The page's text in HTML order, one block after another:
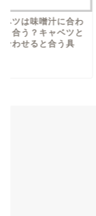
ベツは味噌汁に合わ
？合う？キャベツと
合わせると合う具